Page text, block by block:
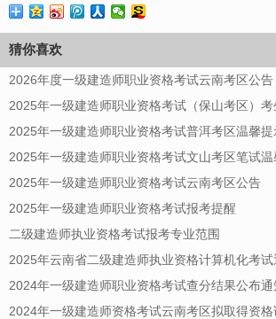
猜你喜欢
2026年度一级建造师职业资格考试云南考区公告
2025年一级建造师职业资格考试（保山考区）
2025年一级建造师职业资格考试普洱考区温馨提
2025年一级建造师职业资格考试文山考区笔试
2025年一级建造师职业资格考试云南考区公告
2025年一级建造师职业资格考试报考提醒
二级建造师执业资格考试报考专业范围
2025年云南省二级建造师执业资格计算机化考试
2024年一级建造师职业资格考试查分结果公布通
2024年一级建造师资格考试云南考区拟取得资